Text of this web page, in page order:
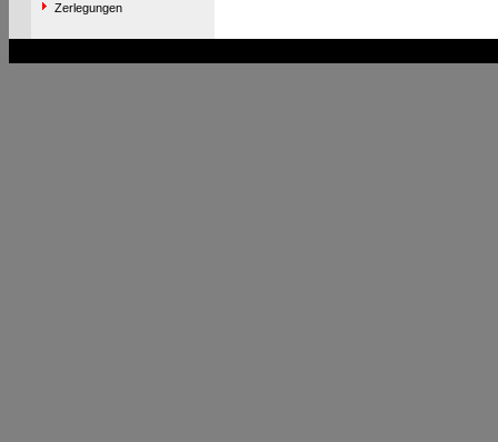
Zerlegungen